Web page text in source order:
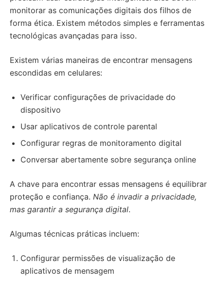
monitorar as comunicações digitais dos filhos de
forma ética. Existem métodos simples e ferramentas
tecnológicas avançadas para isso.
Existem várias maneiras de encontrar mensagens
escondidas em celulares:
Verificar configurações de privacidade do
dispositivo
Usar aplicativos de controle parental
Configurar regras de monitoramento digital
Conversar abertamente sobre segurança online
A chave para encontrar essas mensagens é equilibrar
proteção e confiança. Não é invadir a privacidade,
mas garantir a segurança digital.
Algumas técnicas práticas incluem:
Configurar permissões de visualização de
aplicativos de mensagem